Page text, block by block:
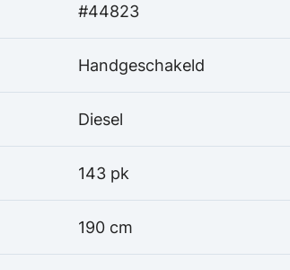
#44823
Handgeschakeld
Diesel
143 pk
190 cm